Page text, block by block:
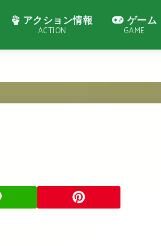
アクション情報
ACTION
ゲーム
GAME